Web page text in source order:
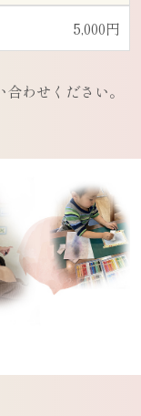
5,000円
わせください。